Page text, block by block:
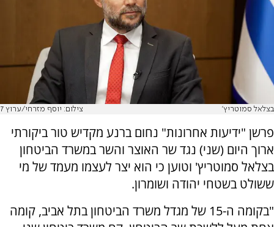
בצלאל סמוטריץ' צילום: יוסף מזרחי/ערוץ 7
פרשן "ידיעות אחרונות" נחום ברנע מקדיש טור ביקורתי
ארוך היום (שני) נגד שר האוצר והשר במשרד הביטחון
בצלאל סמוטריץ' וטוען כי הוא יצר לעצמו מעמד של מי
ששולט בשטחי יהודה ושומרון.
"בקומה ה-15 של מגדל משרד הביטחון בתל אביב, קומה